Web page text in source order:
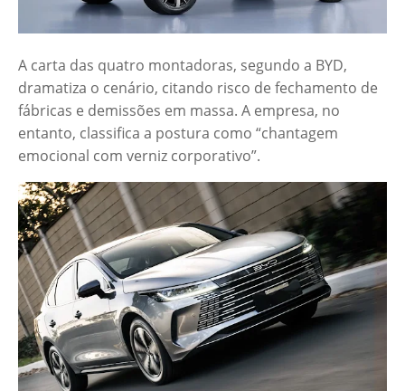
A carta das quatro montadoras, segundo a BYD,
dramatiza o cenário, citando risco de fechamento de
fábricas e demissões em massa. A empresa, no
entanto, classifica a postura como “chantagem
emocional com verniz corporativo”.